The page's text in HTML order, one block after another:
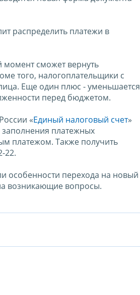
распределить платежи в
сможет вернуть
того, налогоплательщики с
Еще один плюс - уменьшается
перед бюджетом.
«Единый налоговый счет»
платежных
платежом. Также получить
22.
особенности перехода на новый
возникающие вопросы.